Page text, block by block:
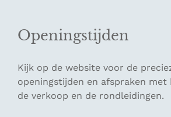
Openingstijden
Kijk op de website voor de
openingstijden en afspraken
de verkoop en de rondleidingen.